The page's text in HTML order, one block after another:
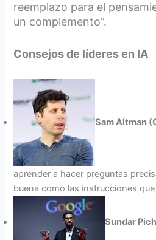
reemplazo para el
un complemento”.
Consejos de líderes en IA
Sam Altman
aprender a hacer preguntas
buena como las instrucciones que
Sundar